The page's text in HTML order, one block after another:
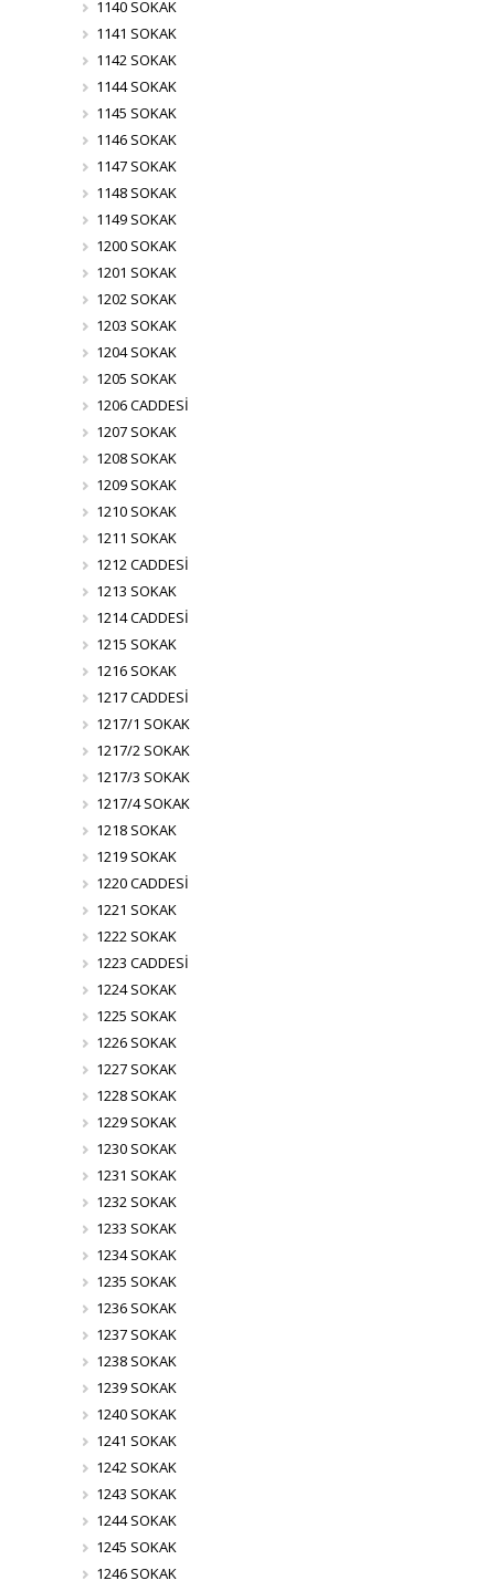
1140 SOKAK
1141 SOKAK
1142 SOKAK
1144 SOKAK
1145 SOKAK
1146 SOKAK
1147 SOKAK
1148 SOKAK
1149 SOKAK
1200 SOKAK
1201 SOKAK
1202 SOKAK
1203 SOKAK
1204 SOKAK
1205 SOKAK
1206 CADDESİ
1207 SOKAK
1208 SOKAK
1209 SOKAK
1210 SOKAK
1211 SOKAK
1212 CADDESİ
1213 SOKAK
1214 CADDESİ
1215 SOKAK
1216 SOKAK
1217 CADDESİ
1217/1 SOKAK
1217/2 SOKAK
1217/3 SOKAK
1217/4 SOKAK
1218 SOKAK
1219 SOKAK
1220 CADDESİ
1221 SOKAK
1222 SOKAK
1223 CADDESİ
1224 SOKAK
1225 SOKAK
1226 SOKAK
1227 SOKAK
1228 SOKAK
1229 SOKAK
1230 SOKAK
1231 SOKAK
1232 SOKAK
1233 SOKAK
1234 SOKAK
1235 SOKAK
1236 SOKAK
1237 SOKAK
1238 SOKAK
1239 SOKAK
1240 SOKAK
1241 SOKAK
1242 SOKAK
1243 SOKAK
1244 SOKAK
1245 SOKAK
1246 SOKAK